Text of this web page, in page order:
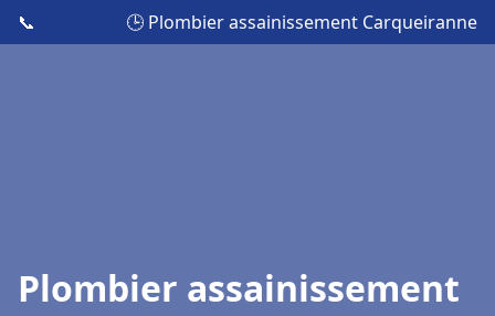
📞 🕒 Plombier assainissement Carqueiranne
Plombier assainissement